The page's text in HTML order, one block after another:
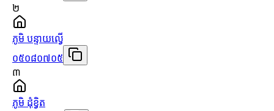
២
ភូមិ បន្ទាយល្វើ
០៥០៨០៧០៥
៣
ភូមិ ដុំខ្វិត